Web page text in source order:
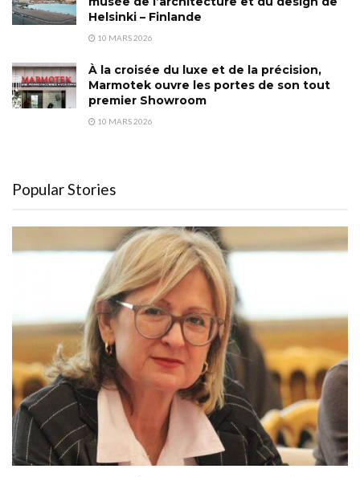
Helsinki – Finlande
10 MARS 2026
À la croisée du luxe et de la précision,
Marmotek ouvre les portes de son tout
premier Showroom
10 MARS 2026
Popular Stories